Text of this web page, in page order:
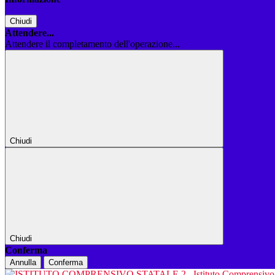
Chiudi
Attendere...
Attendere il completamento dell'operazione...
Chiudi
Chiudi
Conferma
Annulla Conferma